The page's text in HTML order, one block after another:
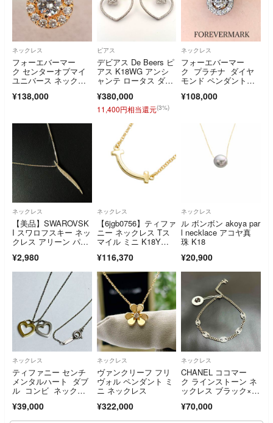
ネックレス
フォーエバーマー
ク センターオブマイ
ユニバース ネックレ
¥138,000
ピアス
デビアス De Beers ピ
アス K18WG アンシ
ャンテ ロータス ダイ
【鑑定済み】正規品
¥380,000
11,400円相当還元(3%)
ネックレス
フォーエバーマー
ク プラチナ ダイヤ
モンド ペンダントネ
¥108,000
ネックレス
【美品】SWAROVSK
I スワロフスキー ネッ
クレス アリーン パヴ
トーン クリスタル 流
線 曲線 正規品
¥2,980
ネックレス
【6jgb0756】ティファ
ニー ネックレス Tス
マイル ミニ K18Y
【中古】レディース
¥116,370
ネックレス
ル ボンボン akoya par
l necklace アコヤ真
珠 K18
¥20,900
ネックレス
ティファニー センチ
メンタルハート ダブ
ル コンビ ネックレ
¥39,000
ネックレス
ヴァンクリーフ フリ
ヴォル ペンダント ミ
ニ ネックレス
¥322,000
ネックレス
CHANEL ココマー
ク ラインストーン ネ
ックレス ブラック×シ
¥70,000